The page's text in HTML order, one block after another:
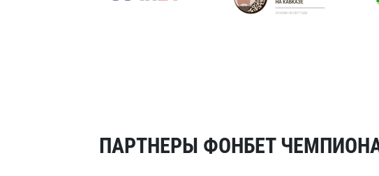
ПАРТНЕРЫ ФОНБЕТ